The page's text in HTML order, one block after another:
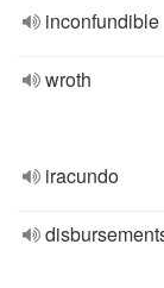
inconfundible
wroth
iracundo